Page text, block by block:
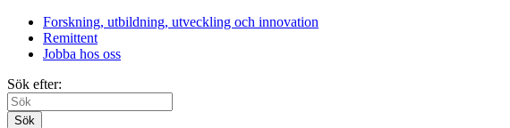
Forskning, utbildning, utveckling och innovation
Remittent
Jobba hos oss
Sök efter:
Sök